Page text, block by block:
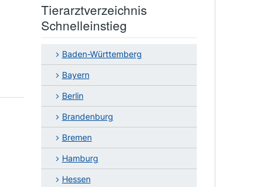
Tierarztverzeichnis
Schnelleinstieg
Baden-Württemberg
Bayern
Berlin
Brandenburg
Bremen
Hamburg
Hessen